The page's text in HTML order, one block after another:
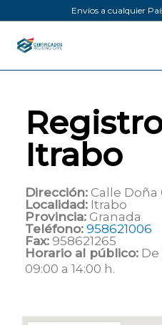
al
contenido
Envíos a cualquier
Itrabo
Dirección: Calle Doña
Localidad: Itrabo
Provincia: Granada
Teléfono: 958621006
Fax: 958621265
Horario al público: De
09:00 a 14:00 h.